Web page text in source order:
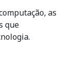
as
que